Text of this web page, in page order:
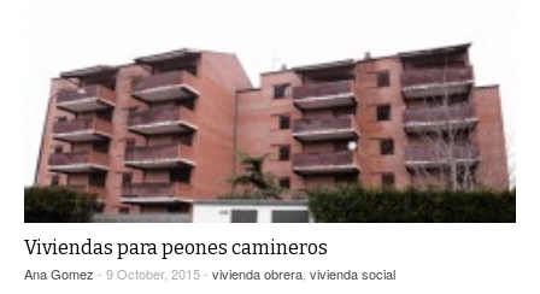
Viviendas para peones camineros
Ana Gomez - 9 October, 2015 - vivienda obrera, vivienda social